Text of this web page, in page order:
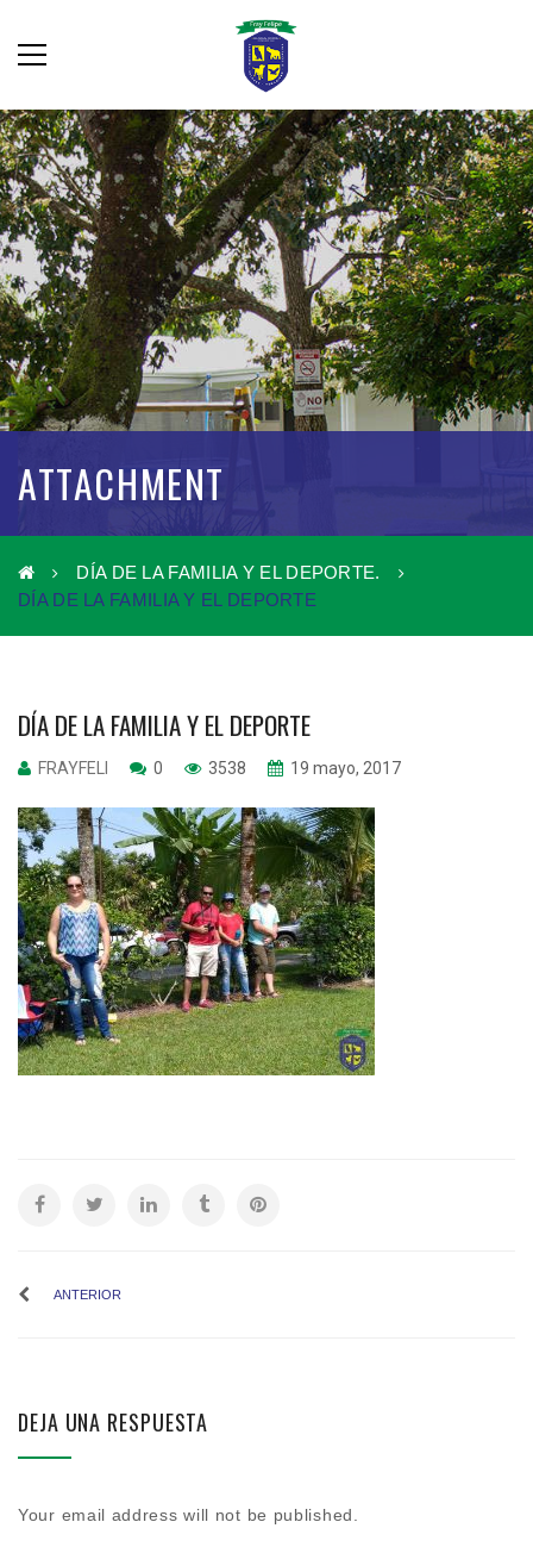
ATTACHMENT
DÍA DE LA FAMILIA Y EL DEPORTE.
DÍA DE LA FAMILIA Y EL DEPORTE
DÍA DE LA FAMILIA Y EL DEPORTE
FRAYFELI 0 3538 19 mayo, 2017
ANTERIOR
DEJA UNA RESPUESTA
Your email address will not be published.